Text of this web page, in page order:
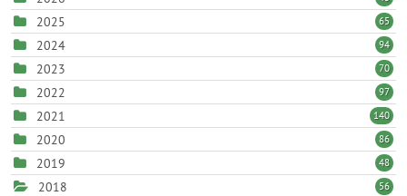
2025 65
2024 94
2023 70
2022 97
2021 140
2020 86
2019 48
2018 56